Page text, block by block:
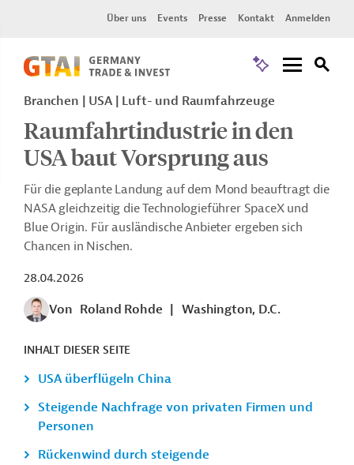
Über uns Events Presse Kontakt Anmelden
Branchen | USA | Luft- und Raumfahrzeuge
Raumfahrtindustrie in den
USA baut Vorsprung aus
Für die geplante Landung auf dem Mond beauftragt die
NASA gleichzeitig die Technologieführer SpaceX und
Blue Origin. Für ausländische Anbieter ergeben sich
Chancen in Nischen.
28.04.2026
Von Roland Rohde Washington, D.C.
INHALT DIESER SEITE
USA überflügeln China
Steigende Nachfrage von privaten Firmen und
Personen
Rückenwind durch steigende